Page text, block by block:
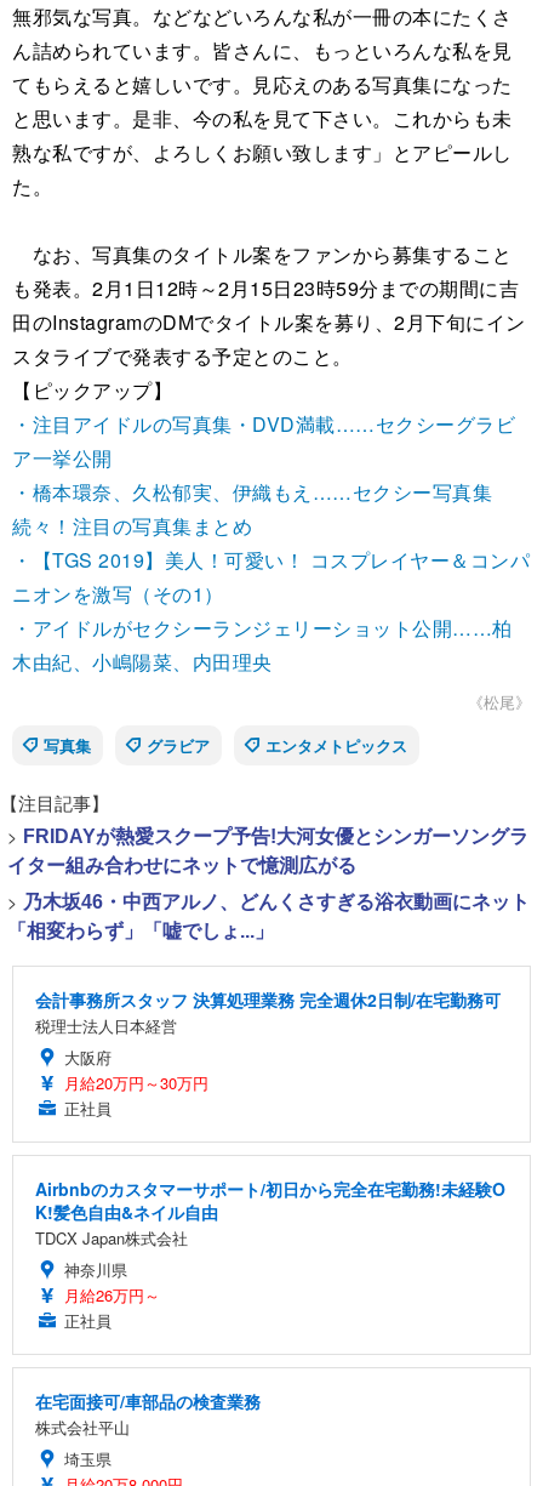
無邪気な写真。などなどいろんな私が一冊の本にたくさ
ん詰められています。皆さんに、もっといろんな私を見
てもらえると嬉しいです。見応えのある写真集になった
と思います。是非、今の私を見て下さい。これからも未
熟な私ですが、よろしくお願い致します」とアピールし
た。
なお、写真集のタイトル案をファンから募集すること
も発表。2月1日12時～2月15日23時59分までの期間に吉
田のInstagramのDMでタイトル案を募り、2月下旬にイン
スタライブで発表する予定とのこと。
【ピックアップ】
・注目アイドルの写真集・DVD満載……セクシーグラビ
ア一挙公開
・橋本環奈、久松郁実、伊織もえ……セクシー写真集
続々！注目の写真集まとめ
・【TGS 2019】美人！可愛い！ コスプレイヤー＆コンパ
ニオンを激写（その1）
・アイドルがセクシーランジェリーショット公開……柏
木由紀、小嶋陽菜、内田理央
《松尾》
写真集
グラビア エンタメトピックス
【注目記事】
> FRIDAYが熱愛スクープ予告!大河女優とシンガーソングラ
イター組み合わせにネットで憶測広がる
> 乃木坂46・中西アルノ、どんくさすぎる浴衣動画にネット
「相変わらず」「嘘でしょ...」
会計事務所スタッフ 決算処理業務 完全週休2日制/在宅勤務可
税理士法人日本経営
大阪府
月給20万円～30万円
正社員
Airbnbのカスタマーサポート/初日から完全在宅勤務!未経験O
K!髪色自由&ネイル自由
TDCX Japan株式会社
神奈川県
月給26万円～
正社員
在宅面接可/車部品の検査業務
株式会社平山
埼玉県